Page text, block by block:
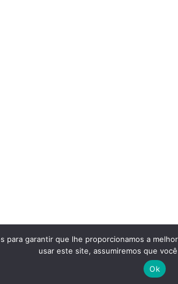
para garantir que lhe proporcionamos a
usar este site, assumiremos que
Ok